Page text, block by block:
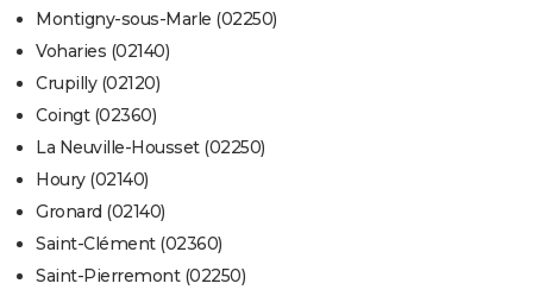
Montigny-sous-Marle (02250)
Voharies (02140)
Crupilly (02120)
Coingt (02360)
La Neuville-Housset (02250)
Houry (02140)
Gronard (02140)
Saint-Clément (02360)
Saint-Pierremont (02250)